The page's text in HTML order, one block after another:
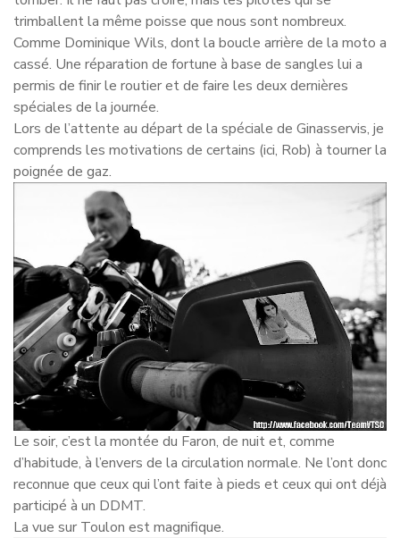
trimballent la même poisse que nous sont nombreux.
Comme Dominique Wils, dont la boucle arrière de la moto a
cassé. Une réparation de fortune à base de sangles lui a
permis de finir le routier et de faire les deux dernières
spéciales de la journée.
Lors de l’attente au départ de la spéciale de Ginasservis, je
comprends les motivations de certains (ici, Rob) à tourner la
poignée de gaz.
Le soir, c’est la montée du Faron, de nuit et, comme
d’habitude, à l’envers de la circulation normale. Ne l’ont donc
reconnue que ceux qui l’ont faite à pieds et ceux qui ont déjà
participé à un DDMT.
La vue sur Toulon est magnifique.